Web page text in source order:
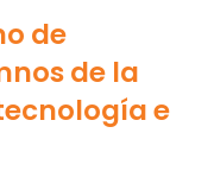
de
de la
e